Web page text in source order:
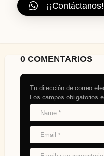
0 COMENTARIOS
Tu dirección de correo
Los campos obligatorios